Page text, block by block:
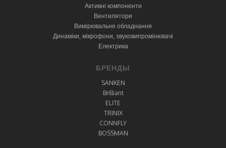
Активні компоненти
Вентилятори
Вимірювальне обладнання
Динаміки, мікрофони, звуковипромінювачі
Електрика
БРЕНДЫ
SANKEN
Brilliant
ELITE
TRINIX
CONNFLY
BOSSMAN